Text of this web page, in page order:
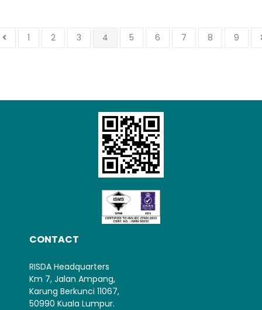
1 2 3 4 5 6 7 8 9
CONTACT
RISDA Headquarters
Km 7, Jalan Ampang,
Karung Berkunci 11067,
50990 Kuala Lumpur.